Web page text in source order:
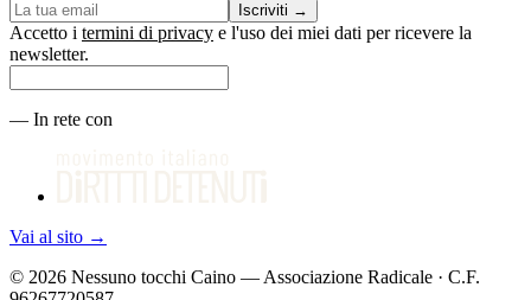
Iscriviti →
Accetto i termini di privacy e l'uso dei miei dati per ricevere la
newsletter.
— In rete con
Vai al sito →
© 2026 Nessuno tocchi Caino — Associazione Radicale · C.F.